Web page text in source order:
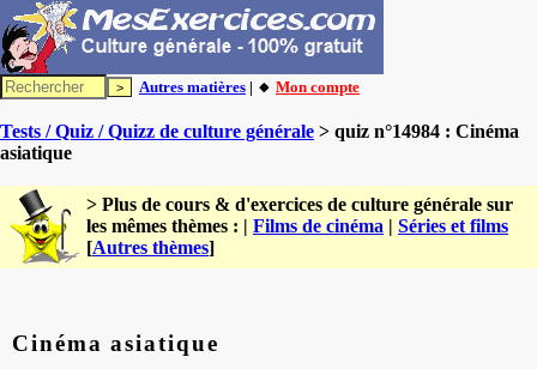
Autres matières | 🔸 Mon compte
Tests / Quiz / Quizz de culture générale > quiz n°14984 : Cinéma
asiatique
> Plus de cours & d'exercices de culture générale sur
les mêmes thèmes : | Films de cinéma | Séries et films
[Autres thèmes]
Cinéma asiatique